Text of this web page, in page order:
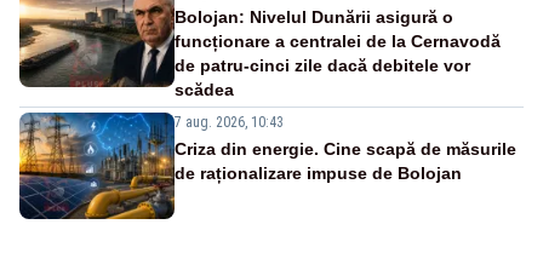
Bolojan: Nivelul Dunării asigură o
funcționare a centralei de la Cernavodă
de patru-cinci zile dacă debitele vor
scădea
7 aug. 2026, 10:43
Criza din energie. Cine scapă de măsurile
de raționalizare impuse de Bolojan